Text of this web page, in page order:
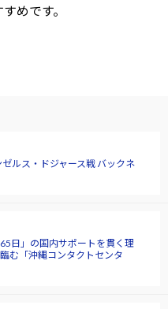
めです。
ルス・ドジャース戦 バックネ
日」の国内サポートを貫く理
む「沖縄コンタクトセンタ